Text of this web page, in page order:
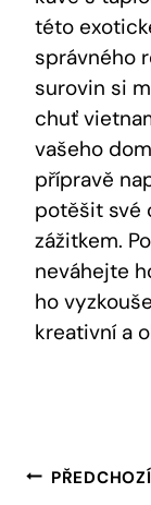
této
správného
surovin si
chuť
vašeho
přípravě
potěšit své
zážitkem.
neváhejte
ho
kreativní a
Navigace
PŘEDCHOZÍ